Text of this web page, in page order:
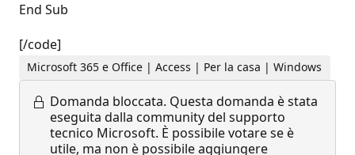
End Sub
[/code]
Microsoft 365 e Office | Access | Per la casa | Windows
Domanda bloccata. Questa domanda è stata
eseguita dalla community del supporto
tecnico Microsoft. È possibile votare se è
utile, ma non è possibile aggiungere